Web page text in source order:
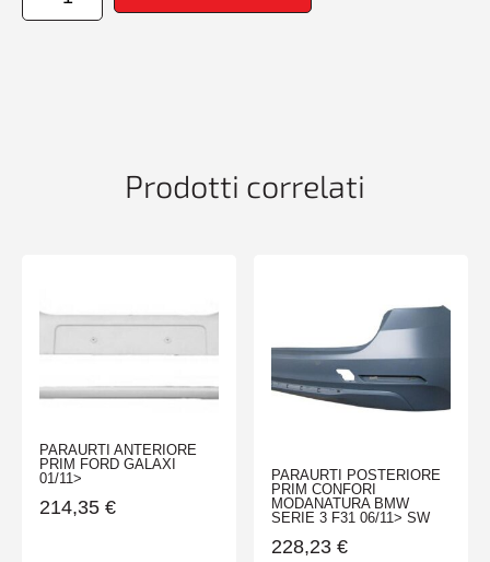
ANTERIORE
Prodotti correlati
PARAURTI ANTERIORE
PRIM FORD GALAXI
01/11>
214,35 €
PARAURTI POSTERIORE
PRIM CONFORI
MODANATURA BMW
SERIE 3 F31 06/11> SW
228,23 €